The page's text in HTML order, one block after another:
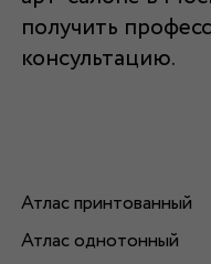
получить
консультацию.
Атлас принтованный
Атлас однотонный